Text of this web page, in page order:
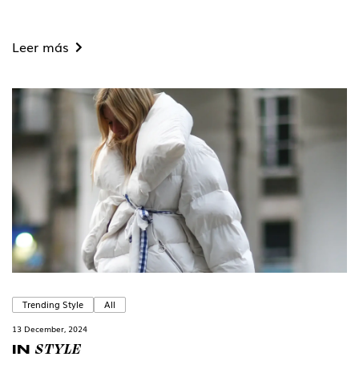
Leer más
Trending Style All
13 December, 2024
INSTYLE